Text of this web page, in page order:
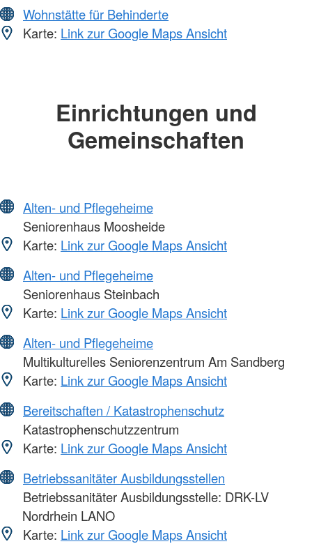
Wohnstätte für Behinderte
Karte: Link zur Google Maps Ansicht
Einrichtungen und
Gemeinschaften
Alten- und Pflegeheime
Seniorenhaus Moosheide
Karte: Link zur Google Maps Ansicht
Alten- und Pflegeheime
Seniorenhaus Steinbach
Karte: Link zur Google Maps Ansicht
Alten- und Pflegeheime
Multikulturelles Seniorenzentrum Am Sandberg
Karte: Link zur Google Maps Ansicht
Bereitschaften / Katastrophenschutz
Katastrophenschutzzentrum
Karte: Link zur Google Maps Ansicht
Betriebssanitäter Ausbildungsstellen
Betriebssanitäter Ausbildungsstelle: DRK-LV
Nordrhein LANO
Karte: Link zur Google Maps Ansicht